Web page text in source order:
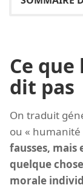
Ce
dit pas
On traduit
ou « humanité
fausses,
quelque
morale